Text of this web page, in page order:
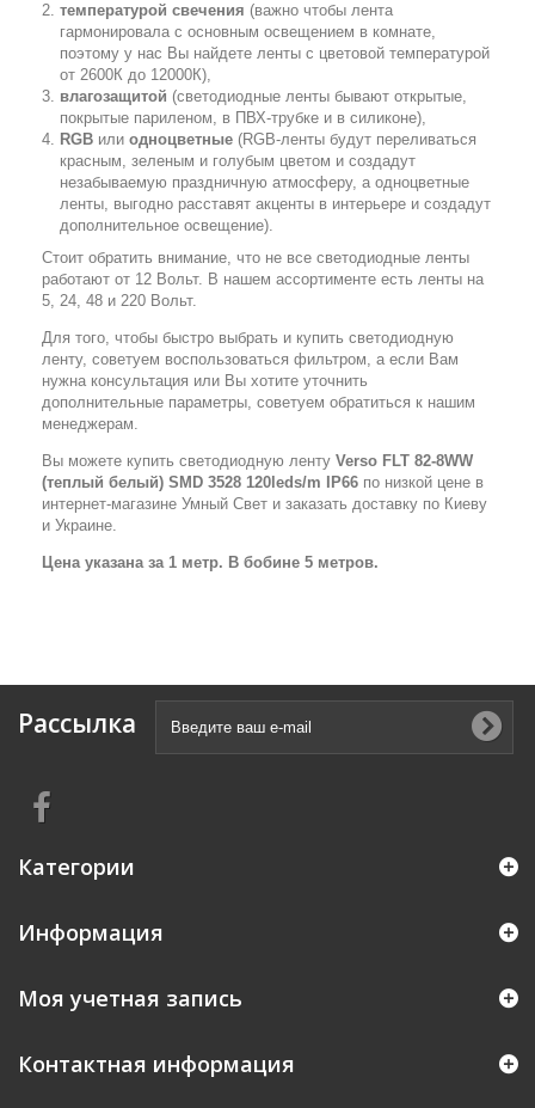
температурой свечения (важно чтобы лента
гармонировала с основным освещением в комнате,
поэтому у нас Вы найдете ленты с цветовой температурой
от 2600К до 12000К),
влагозащитой (светодиодные ленты бывают открытые,
покрытые париленом, в ПВХ-трубке и в силиконе),
RGB или одноцветные (RGB-ленты будут переливаться
красным, зеленым и голубым цветом и создадут
незабываемую праздничную атмосферу, а одноцветные
ленты, выгодно расставят акценты в интерьере и создадут
дополнительное освещение).
Стоит обратить внимание, что не все светодиодные ленты
работают от 12 Вольт. В нашем ассортименте есть ленты на
5, 24, 48 и 220 Вольт.
Для того, чтобы быстро выбрать и купить светодиодную
ленту, советуем воспользоваться фильтром, а если Вам
нужна консультация или Вы хотите уточнить
дополнительные параметры, советуем обратиться к нашим
менеджерам.
Вы можете купить светодиодную ленту Verso FLT 82-8WW
(теплый белый) SMD 3528 120leds/m IP66 по низкой цене в
интернет-магазине Умный Свет и заказать доставку по Киеву
и Украине.
Цена указана за 1 метр. В бобине 5 метров.
Рассылка
Категории
Информация
Моя учетная запись
Контактная информация